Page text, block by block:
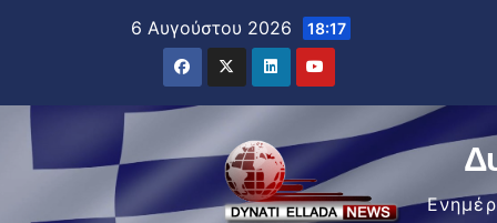
6 Αυγούστου 2026 18:17